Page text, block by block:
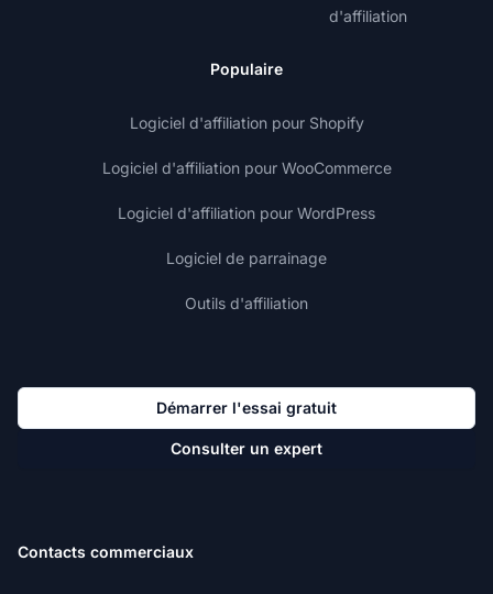
d'affiliation
Populaire
Logiciel d'affiliation pour Shopify
Logiciel d'affiliation pour WooCommerce
Logiciel d'affiliation pour WordPress
Logiciel de parrainage
Outils d'affiliation
Démarrer l'essai gratuit
Consulter un expert
Contacts commerciaux